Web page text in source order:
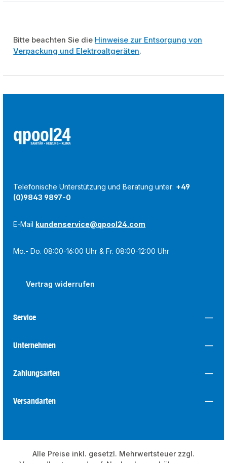
Bitte beachten Sie die Hinweise zur Entsorgung von
Verpackung und Elektroaltgeräten.
Telefonische Unterstützung und Beratung unter: +49
(0)9843 9897-0
E-Mail kundenservice@qpool24.com
Mo.- Do. 08:00-16:00 Uhr & Fr. 08:00-12:00 Uhr
Vertrag widerrufen
Service
Unternehmen
Zahlungsarten
Versandarten
Alle Preise inkl. gesetzl. Mehrwertsteuer zzgl.